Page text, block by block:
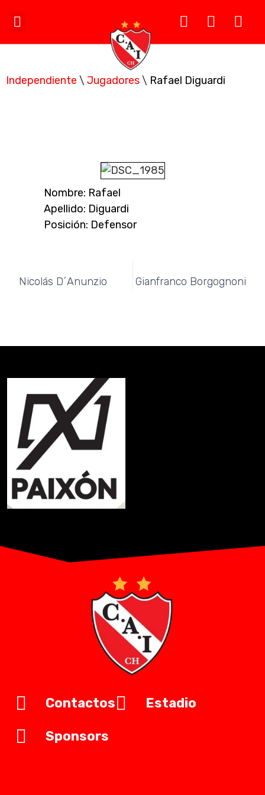
Independiente \ Jugadores\ Rafael Diguardi
Nombre: Rafael
Apellido: Diguardi
Posición: Defensor
Nicolás D´anunzio Gianfranco Borgognoni
Contactos Estadio
Sponsors